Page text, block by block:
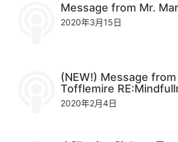
Message from Mr.
2020年3月15日
(NEW!) Message
Tofflemire
2020年2月4日